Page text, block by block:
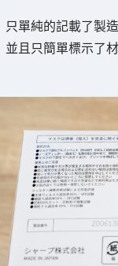
只單純的記載了製
並且只簡單標示了